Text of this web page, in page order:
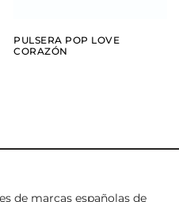
PULSERA POP LOVE
CORAZÓN
de marcas españolas de